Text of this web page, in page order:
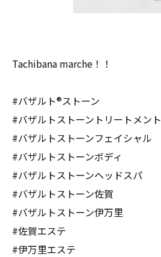
Tachibana marche！！
#バザルト®︎ストーン
#バザルトストーントリートメント
#バザルトストーンフェイシャル
#バザルトストーンボディ
#バザルトストーンヘッドスパ
#バザルトストーン佐賀
#バザルトストーン伊万里
#佐賀エステ
#伊万里エステ